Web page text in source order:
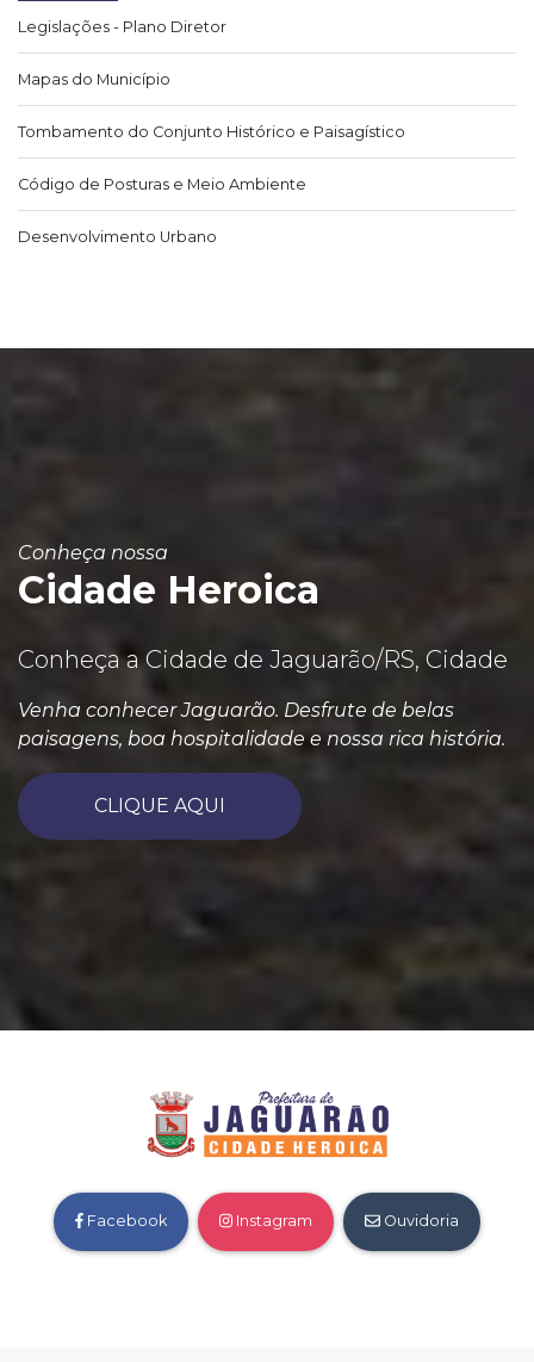
Legislações - Plano Diretor
Mapas do Município
Tombamento do Conjunto Histórico e Paisagístico
Código de Posturas e Meio Ambiente
Desenvolvimento Urbano
Conheça nossa
Cidade Heroica
Conheça a Cidade de Jaguarão/RS, Cidade
Venha conhecer Jaguarão. Desfrute de belas
paisagens, boa hospitalidade e nossa rica história.
CLIQUE AQUI
Facebook Instagram Ouvidoria